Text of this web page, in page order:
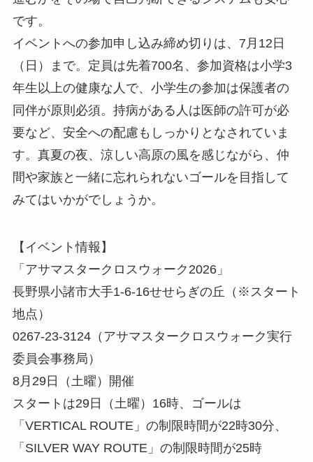
です。
イベントへの参加申し込み締め切りは、7月12日
（日）まで。定員は先着700名、参加資格は小学3
年生以上の健康な人で、小学生の参加は保護者の
同伴が原則必須。持病がある人は医師の許可が必
要など、安全への配慮もしっかりとなされていま
す。真夏の夜、涼しい高原の風を感じながら、仲
間や家族と一緒に忘れられないゴールを目指して
みてはいかがでしょうか。
【イベント情報】
「アサマスタークロスウォーク2026」
長野県小諸市大手1-6-16せせらぎの丘（※スタート
地点）
0267-23-3124（アサマスタークロスウォーク実行
委員会事務局）
8月29日（土曜）開催
スタートは29日（土曜）16時、ゴールは
「VERTICAL ROUTE」の制限時間が22時30分、
「SILVER WAY ROUTE」の制限時間が25時